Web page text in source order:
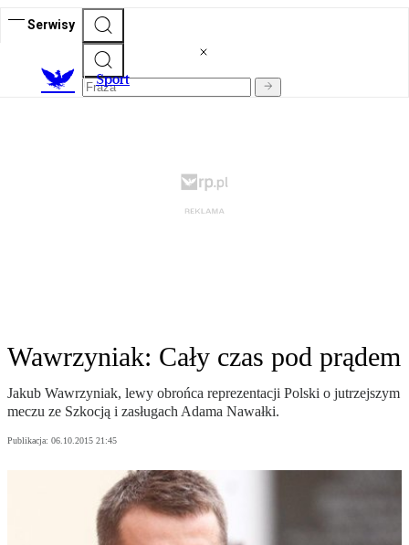
Serwisy
Sport
Wawrzyniak: Cały czas pod prądem
Jakub Wawrzyniak, lewy obrońca reprezentacji Polski o jutrzejszym
meczu ze Szkocją i zasługach Adama Nawałki.
Publikacja: 06.10.2015 21:45